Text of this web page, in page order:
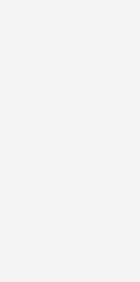
EN EL
a la
y en la vida
ideas de
hacia una
¿Cómo